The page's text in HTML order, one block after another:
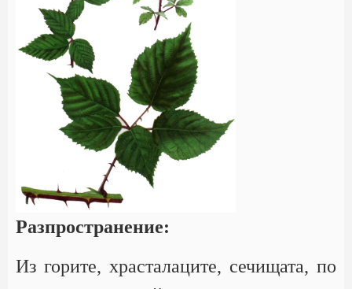
Разпространение:
Из горите, храсталаците, сечищата, по